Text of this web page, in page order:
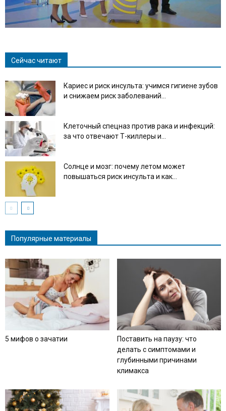
Сейчас читают
Кариес и риск инсульта: учимся гигиене зубов
и снижаем риск заболеваний...
Клеточный спецназ против рака и инфекций:
за что отвечают Т-киллеры и...
Солнце и мозг: почему летом может
повышаться риск инсульта и как...
Популярные материалы
5 мифов о зачатии
Поставить на паузу: что
делать с симптомами и
глубинными причинами
климакса